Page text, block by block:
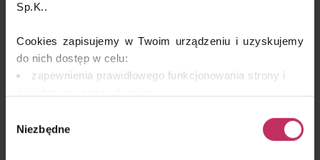
Sp.K..
Cookies zapisujemy w Twoim urządzeniu i uzyskujemy
do nich dostęp w celu:
zapewnienia prawidłowego funkcjonowania strony i
analizy zachowań użytkowników w celu ich lepszego
zgody
Niezbędne